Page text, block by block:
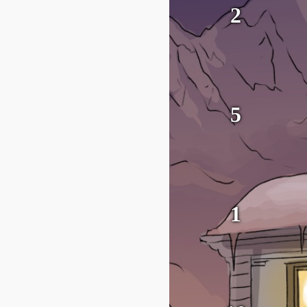
1
Kekse
2
Kamin
5
Schlitten